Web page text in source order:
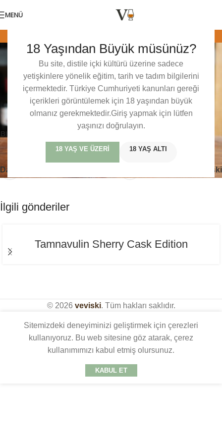
18 Yaşından Büyük müsünüz?
Bu site, distile içki kültürü üzerine sadece
yetişkinlere yönelik eğitim, tarih ve tadım bilgilerini
içermektedir. Türkiye Cumhuriyeti kanunları gereği
içerikleri görüntülemek için 18 yaşından büyük
olmanız gerekmektedir.Giriş yapmak için lütfen
yaşınızı doğrulayın.
18 YAŞ VE ÜZERI 18 YAŞ ALTI
MENÜ
NOTLARI
Nikka Pure Malt Red
Baris MercanAçık 29/11/2018
Bu içerik sadece üyelerimize özeldir. veviski dünyasındaki bu
özel tadım notlarına, detaylı incelemelere ve üyelere özel
içeriklere erişmek için lütfen giriş yapın veya ücretsiz üye olun.
Blended Malt
Daha yeni Daha eski
İlgili gönderiler
Tamnavulin Sherry Cask Edition
© 2026 veviski. Tüm hakları saklıdır.
Sitemizdeki deneyiminizi geliştirmek için çerezleri
kullanıyoruz. Bu web sitesine göz atarak, çerez
kullanımımızı kabul etmiş olursunuz.
KABUL ET